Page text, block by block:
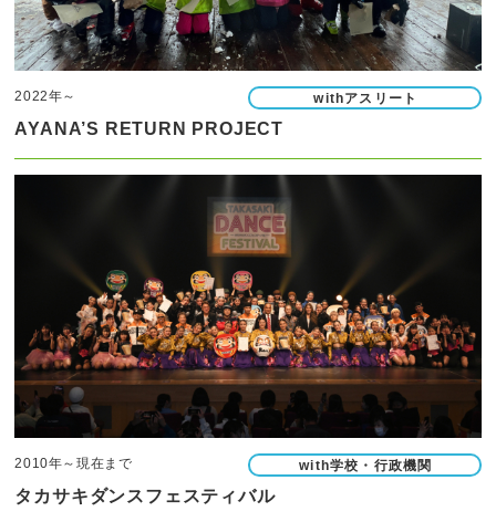
2022年～ withアスリート
AYANA’S RETURN PROJECT
2010年～現在まで with学校・行政機関
タカサキダンスフェスティバル